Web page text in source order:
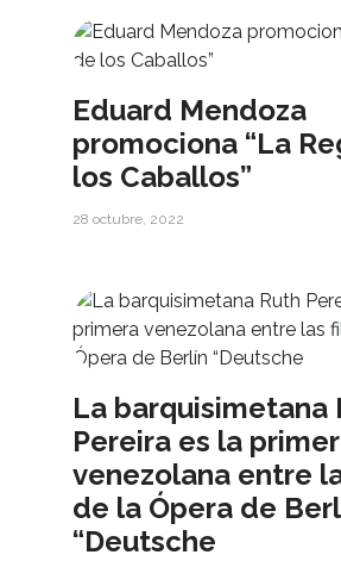
Eduard Mendoza
promociona “La
los Caballos”
28 octubre, 2022
La barquisimetana
Pereira es la
venezolana entre
de la Ópera de
“Deutsche